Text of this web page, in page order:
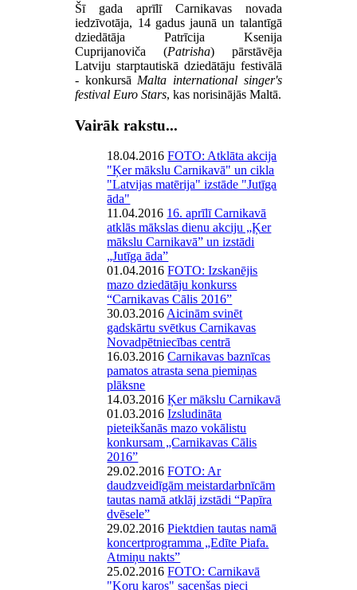
Šī gada aprīlī Carnikavas novada
iedzīvotāja, 14 gadus jaunā un talantīgā
dziedātāja Patrīcija Ksenija
Cuprijanoviča (Patrisha) pārstāvēja
Latviju starptautiskā dziedātāju festivālā
- konkursā Malta international singer's
festival Euro Stars, kas norisinājās Maltā.
Vairāk rakstu...
18.04.2016FOTO: Atklāta akcija
"Ķer mākslu Carnikavā" un cikla
"Latvijas matērija" izstāde "Jutīga
āda"
11.04.2016 16. aprīlī Carnikavā
atklās mākslas dienu akciju „Ķer
mākslu Carnikavā” un izstādi
„Jutīga āda”
01.04.2016FOTO: Izskanējis
mazo dziedātāju konkurss
“Carnikavas Cālis 2016”
30.03.2016 Aicinām svinēt
gadskārtu svētkus Carnikavas
Novadpētniecības centrā
16.03.2016Carnikavas baznīcas
pamatos atrasta sena piemiņas
plāksne
14.03.2016Ķer mākslu Carnikavā
01.03.2016Izsludināta
pieteikšanās mazo vokālistu
konkursam „Carnikavas Cālis
2016”
29.02.2016FOTO: Ar
daudzveidīgām meistardarbnīcām
tautas namā atklāj izstādi “Papīra
dvēsele”
29.02.2016Piektdien tautas namā
koncertprogramma „Edīte Piafa.
Atmiņu nakts”
25.02.2016FOTO: Carnikavā
"Koru karos" sacenšas pieci